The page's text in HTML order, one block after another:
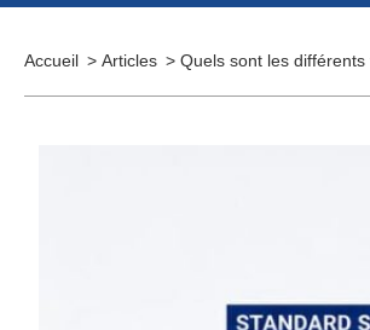
Accueil Articles Quels sont les